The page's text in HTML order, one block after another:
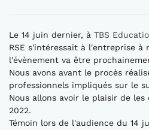
Le 14 juin dernier, à TBS
RSE s'intéressait à l'entreprise à
l'évènement va être
Nous avons avant le procès
professionnels impliqués sur le
Nous allons avoir le plaisir de
2022.
Témoin lors de l'audience du 14